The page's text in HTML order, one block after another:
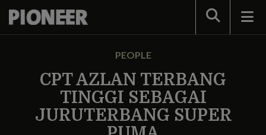
Search
PEOPLE
CPT AZLAN TERBANG
TINGGI SEBAGAI
JURUTERBANG SUPER